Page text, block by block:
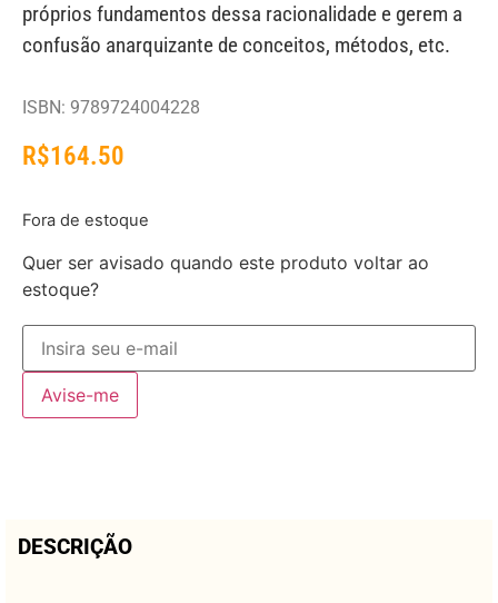
próprios fundamentos dessa racionalidade e gerem a
confusão anarquizante de conceitos, métodos, etc.
ISBN: 9789724004228
R$164.50
Fora de estoque
Quer ser avisado quando este produto voltar ao
estoque?
Avise-me
DESCRIÇÃO